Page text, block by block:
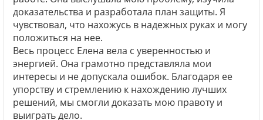
доказательства и разработала план защиты. Я
чувствовал, что нахожусь в надежных руках и могу
положиться на нее.
Весь процесс Елена вела с уверенностью и
энергией. Она грамотно представляла мои
интересы и не допускала ошибок. Благодаря ее
упорству и стремлению к нахождению лучших
решений, мы смогли доказать мою правоту и
выиграть дело.